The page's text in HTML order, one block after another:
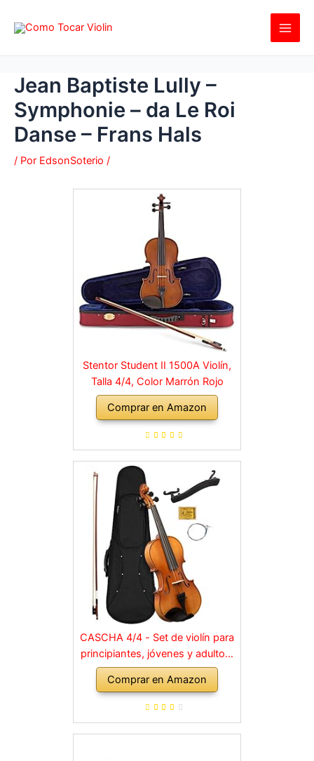
Jean Baptiste Lully –
Symphonie – da Le Roi
Danse – Frans Hals
/ Por EdsonSoterio /
Stentor Student II 1500A Violín,
Talla 4/4, Color Marrón Rojo
Comprar en Amazon
CASCHA 4/4 - Set de violín para
principiantes, jóvenes y adultos,
violín macizo con arco, colofonia,
cuerdas de repuesto, soporte
para hombro, maletín, abeto
Comprar en Amazon